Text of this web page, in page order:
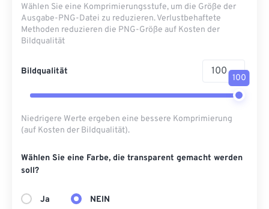
Wählen Sie eine Komprimierungsstufe, um die Größe der
Ausgabe-PNG-Datei zu reduzieren. Verlustbehaftete
Methoden reduzieren die PNG-Größe auf Kosten der
Bildqualität
Bildqualität
100
Niedrigere Werte ergeben eine bessere Komprimierung
(auf Kosten der Bildqualität).
Wählen Sie eine Farbe, die transparent gemacht werden
soll?
Ja NEIN